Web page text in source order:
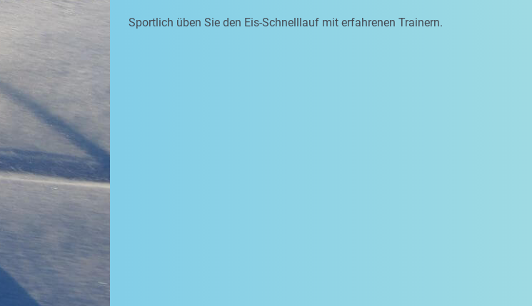
Sportlich üben Sie den Eis-Schnelllauf mit erfahrenen Trainern.